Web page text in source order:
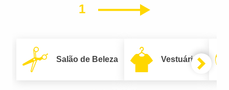
1 Próximo
Salão de Beleza Vestuário